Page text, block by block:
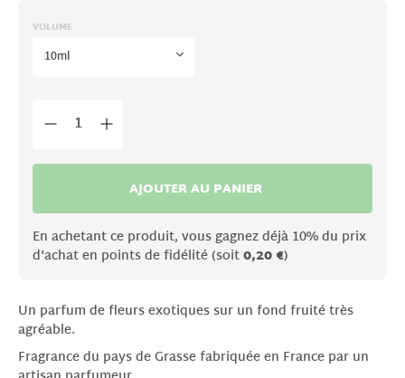
VOLUME
10ml
AJOUTER AU PANIER
En achetant ce produit, vous gagnez déjà 10% du prix
d'achat en points de fidélité (soit0,20 €)
Un parfum de fleurs exotiques sur un fond fruité très
agréable.
Fragrance du pays de Grasse fabriquée en France par un